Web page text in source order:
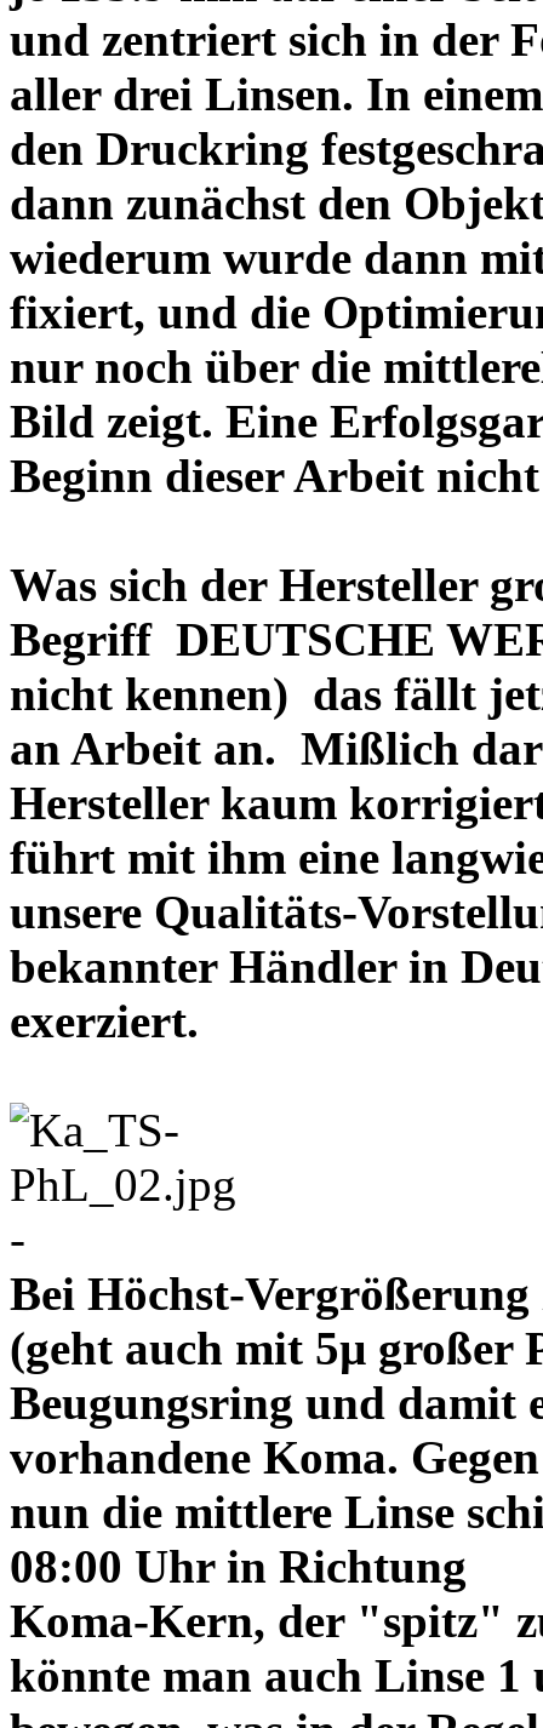
und zentriert sich in der
aller drei Linsen. In
den Druckring
dann zunächst den
wiederum wurde dann
fixiert, und die
nur noch über die
Bild zeigt. Eine
Beginn dieser Arbeit
Was sich der Hersteller
Begriff DEUTSCHE
nicht kennen) das fällt
an Arbeit an. Mißlich
Hersteller kaum
führt mit ihm eine
unsere Qualitäts-
bekannter Händler in
exerziert.
-
Bei Höchst-
(geht auch mit 5µ großer
Beugungsring und damit
vorhandene Koma.
nun die mittlere Linse
08:00 Uhr in Richtung
Koma-Kern, der "spitz"
könnte man auch Linse